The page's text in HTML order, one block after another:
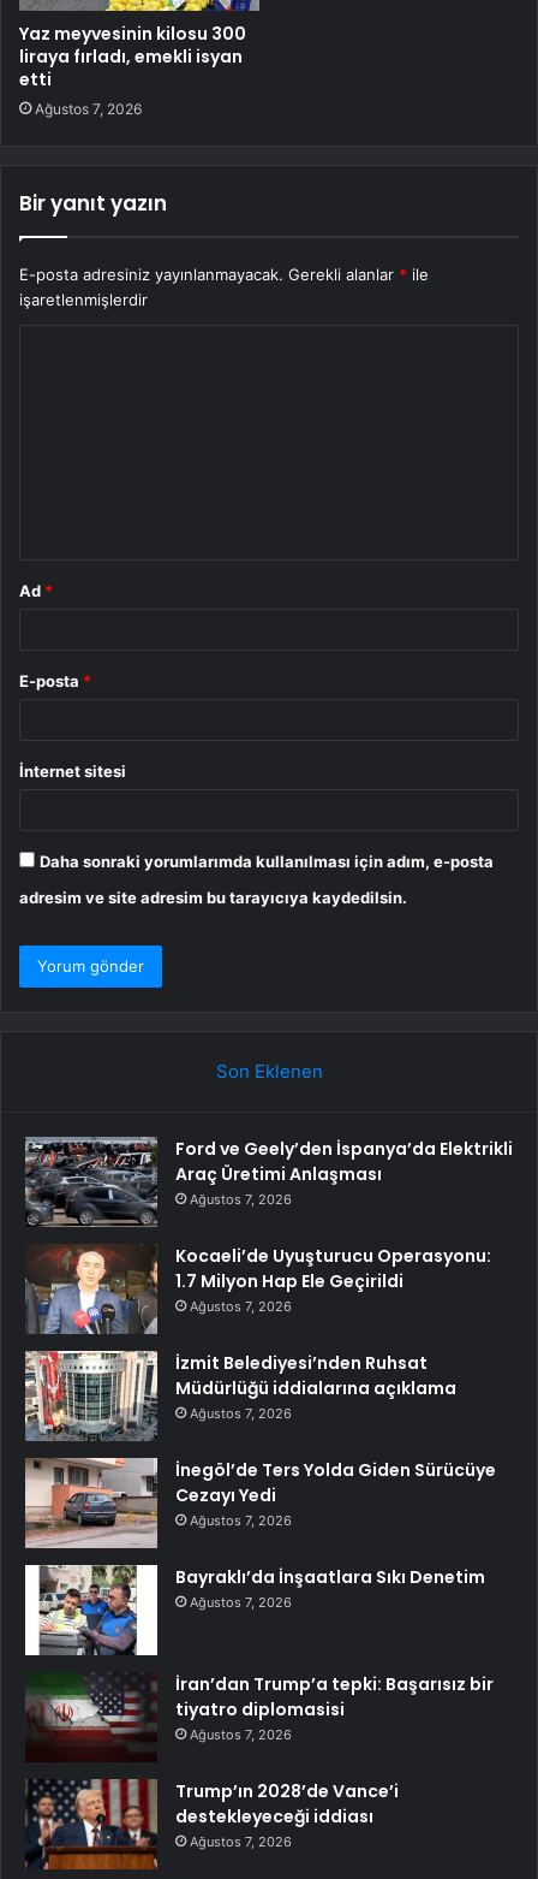
Yaz meyvesinin kilosu 300
liraya fırladı, emekli isyan
etti
Ağustos 7, 2026
Bir yanıt yazın
E-posta adresiniz yayınlanmayacak. Gerekli alanlar * ile
işaretlenmişlerdir
Ad *
E-posta *
İnternet sitesi
Daha sonraki yorumlarımda kullanılması için adım, e-posta
adresim ve site adresim bu tarayıcıya kaydedilsin.
Son Eklenen
Ford ve Geely’den İspanya’da Elektrikli
Araç Üretimi Anlaşması
Ağustos 7, 2026
Kocaeli’de Uyuşturucu Operasyonu:
1.7 Milyon Hap Ele Geçirildi
Ağustos 7, 2026
İzmit Belediyesi’nden Ruhsat
Müdürlüğü iddialarına açıklama
Ağustos 7, 2026
İnegöl’de Ters Yolda Giden Sürücüye
Cezayı Yedi
Ağustos 7, 2026
Bayraklı’da İnşaatlara Sıkı Denetim
Ağustos 7, 2026
İran’dan Trump’a tepki: Başarısız bir
tiyatro diplomasisi
Ağustos 7, 2026
Trump’ın 2028’de Vance’i
destekleyeceği iddiası
Ağustos 7, 2026